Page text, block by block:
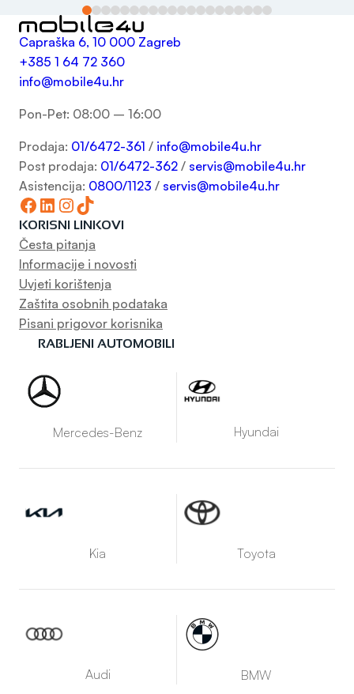
Capraška 6, 10 000 Zagreb
+385 1 64 72 360
info@mobile4u.hr
Pon-Pet: 08:00 – 16:00
Prodaja: 01/6472-361 / info@mobile4u.hr
Post prodaja: 01/6472-362 / servis@mobile4u.hr
Asistencija: 0800/1123 / servis@mobile4u.hr
Facebook LinkedIn InstagramTikTok
KORISNI LINKOVI
Česta pitanja
Informacije i novosti
Uvjeti korištenja
Zaštita osobnih podataka
Pisani prigovor korisnika
RABLJENI AUTOMOBILI
Mercedes-Benz Hyundai
Kia Toyota
Audi BMW